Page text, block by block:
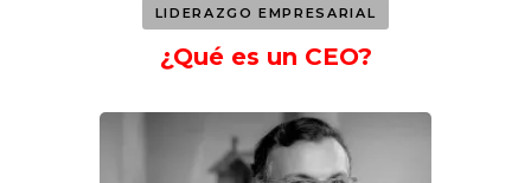
LIDERAZGO EMPRESARIAL
¿Qué es un CEO?